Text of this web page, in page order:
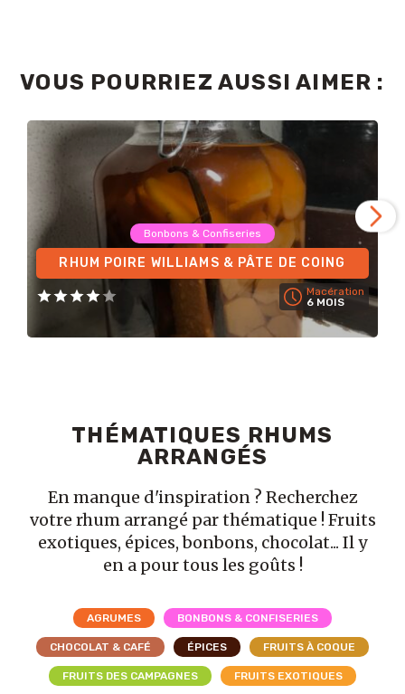
VOUS POURRIEZ AUSSI AIMER :
Bonbons & Confiseries
RHUM POIRE WILLIAMS & PÂTE DE COING
Macération
6 MOIS
THÉMATIQUES RHUMS
ARRANGÉS
En manque d'inspiration ? Recherchez
votre rhum arrangé par thématique ! Fruits
exotiques, épices, bonbons, chocolat... Il y
en a pour tous les goûts !
AGRUMES BONBONS & CONFISERIES
CHOCOLAT & CAFÉ ÉPICES FRUITS À COQUE
FRUITS DES CAMPAGNES FRUITS EXOTIQUES